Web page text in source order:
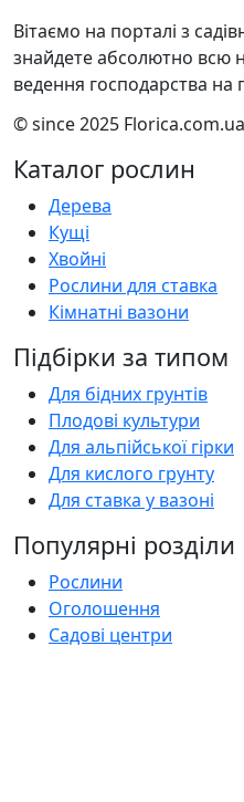
Вітаємо на порталі з
знайдете абсолютно всю
ведення господарства на
© since 2025 Florica.com.ua
Каталог рослин
Дерева
Кущі
Хвойні
Рослини для ставка
Кімнатні вазони
Підбірки за типом
Для бідних грунтів
Плодові культури
Для альпійської гірки
Для кислого грунту
Для ставка у вазоні
Популярні розділи
Рослини
Оголошення
Садові центри